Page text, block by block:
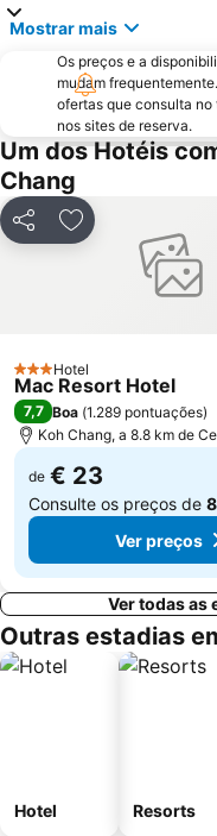
Mostrar mais
Os preços e a
mudam
ofertas que consulta
nos sites de reserva.
Um dos Hotéis
Chang
PartilharAdicionar aos
3 Estrelas
Hotel
Mac Resort Hotel
7,7 Boa (1.289 pontuações)
Koh Chang, a 8.8 km de
de € 23
Consulte os preços de
Ver preços
Ver todas as
Outras estadias
Hotel Resorts